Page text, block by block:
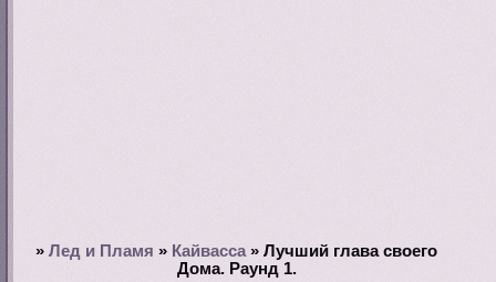
»Лед и Пламя » Кайвасса »Лучший глава своего
Дома. Раунд 1.